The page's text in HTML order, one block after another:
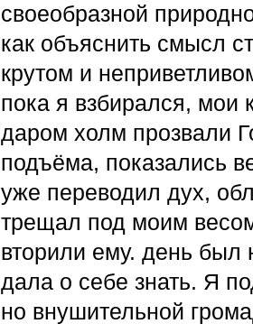
своеобразной
как объяснить смысл
крутом и
пока я взбирался, мои
даром холм прозвали
подъёма, показались
уже переводил дух,
трещал под моим
вторили ему. день
дала о себе знать. Я
но внушительной